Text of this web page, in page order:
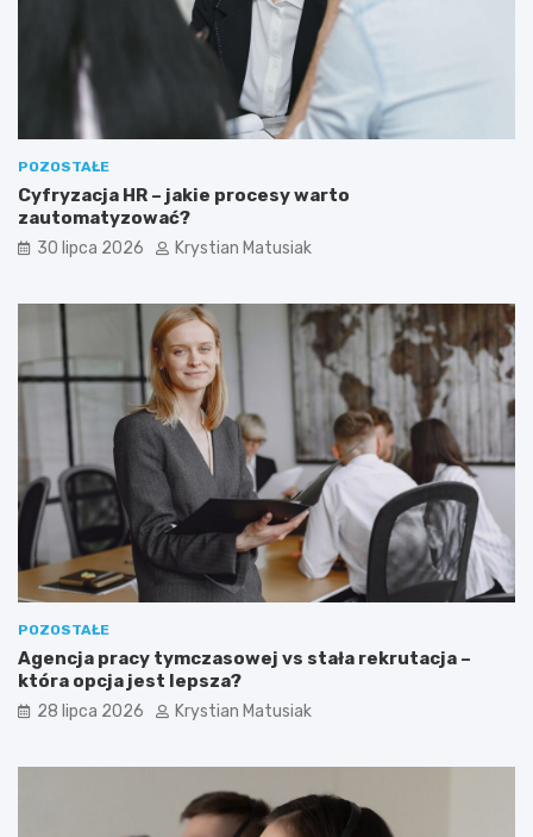
POZOSTAŁE
Cyfryzacja HR – jakie procesy warto
zautomatyzować?
30 lipca 2026 Krystian Matusiak
POZOSTAŁE
Agencja pracy tymczasowej vs stała rekrutacja –
która opcja jest lepsza?
28 lipca 2026 Krystian Matusiak